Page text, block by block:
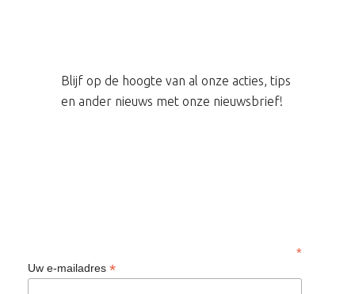
Blijf op de hoogte van al onze acties, tips
en ander nieuws met onze nieuwsbrief!
*
Uw e-mailadres *